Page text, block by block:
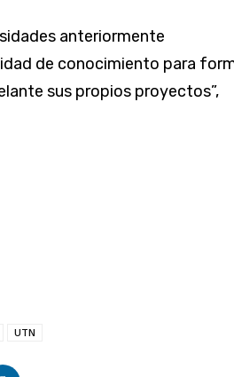
anteriormente
de conocimiento para
sus propios proyectos”,
UTN